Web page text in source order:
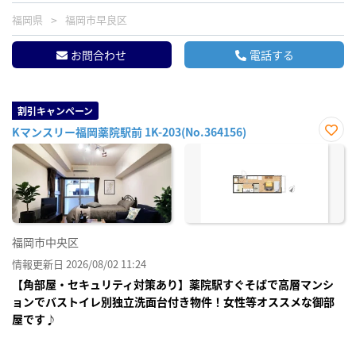
福岡県 福岡市早良区
お問合わせ 電話する
割引キャンペーン
Kマンスリー福岡薬院駅前 1K-203(No.364156)
お気
福岡市中央区
情報更新日 2026/08/02 11:24
【角部屋・セキュリティ対策あり】薬院駅すぐそばで高層マンシ
ョンでバストイレ別独立洗面台付き物件！女性等オススメな御部
屋です♪